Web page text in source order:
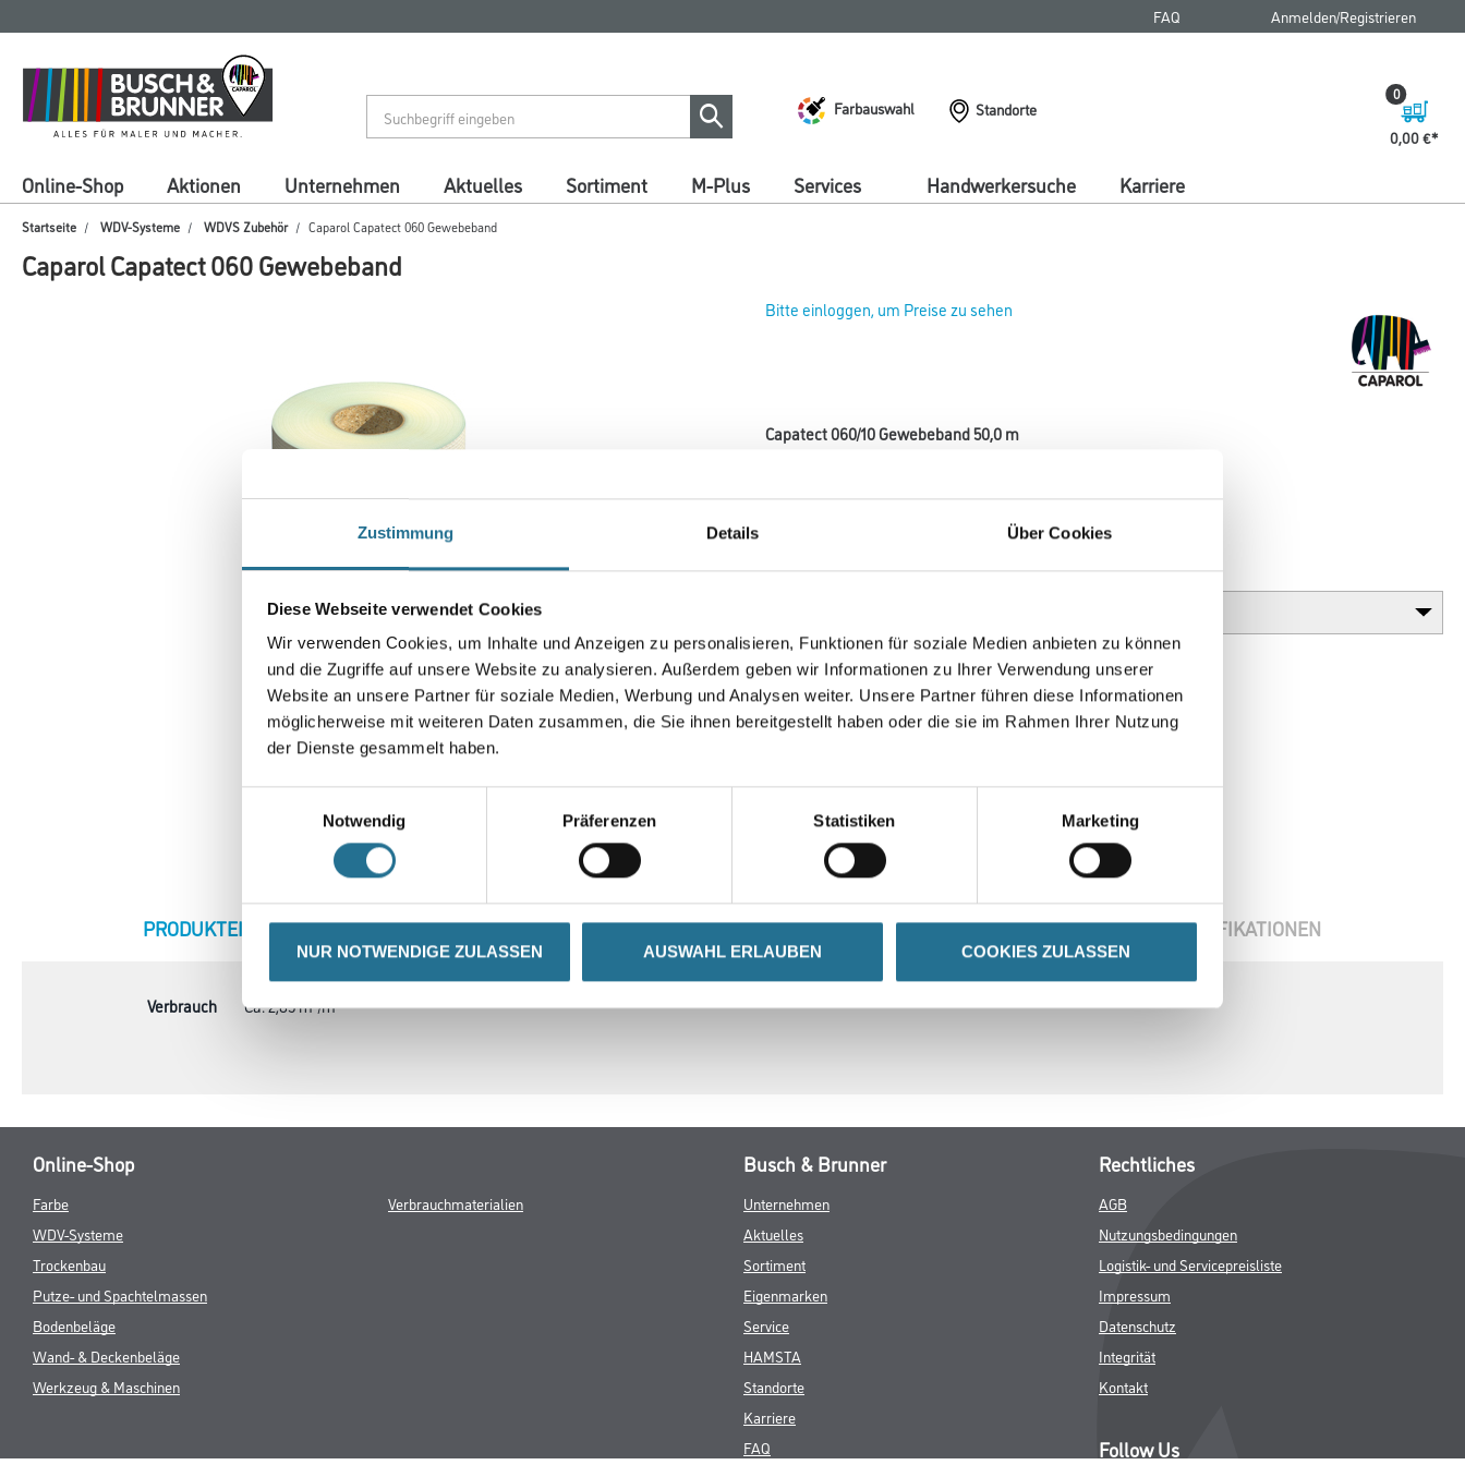
Zustimmung Details Über Cookies
Diese Webseite verwendet Cookies
Wir verwenden Cookies, um Inhalte und Anzeigen zu personalisieren, Funktionen für soziale Medien anbieten zu können
und die Zugriffe auf unsere Website zu analysieren. Außerdem geben wir Informationen zu Ihrer Verwendung unserer
Website an unsere Partner für soziale Medien, Werbung und Analysen weiter. Unsere Partner führen diese Informationen
möglicherweise mit weiteren Daten zusammen, die Sie ihnen bereitgestellt haben oder die sie im Rahmen Ihrer Nutzung
der Dienste gesammelt haben.
Notwendig
Präferenzen Statistiken Marketing
NUR NOTWENDIGE ZULASSEN AUSWAHL ERLAUBEN COOKIES ZULASSEN
springen
springen
FAQ Anmelden/Registrieren
Farbauswahl
Standorte
0,00 €
0
Online-Shop Aktionen Unternehmen Aktuelles Sortiment M-Plus Services Handwerkersuche Karriere
Startseite WDV-Systeme WDVS Zubehör Caparol Capatect 060 Gewebeband
Caparol Capatect 060 Gewebeband
Bitte einloggen, um Preise zu sehen
Capatect 060/10 Gewebeband 50,0 m
Zur Überbrückung der Plattenstöße.
Länge in centimeter Gebinde
Umrechnungsfaktoren
CURRENT
PRODUKTEIGENSCHAFTEN ZUSATZINFOS GEFAHRENHINWEISE DATENBLÄTTER SPEZIFIKATIONEN
Verbrauch Ca. 2,85 m²/m²
Online-Shop
Farbe
WDV-Systeme
Trockenbau
Putze- und Spachtelmassen
Bodenbeläge
Wand- & Deckenbeläge
Werkzeug & Maschinen
Verbrauchmaterialien
Busch & Brunner
Unternehmen
Aktuelles
Sortiment
Eigenmarken
Service
HAMSTA
Standorte
Karriere
FAQ
Rechtliches
AGB
Nutzungsbedingungen
Logistik- und Servicepreisliste
Impressum
Datenschutz
Integrität
Kontakt
Follow Us